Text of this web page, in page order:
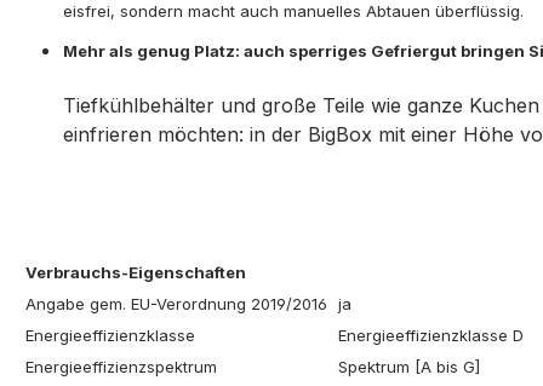
eisfrei, sondern macht auch manuelles Abtauen überflüssig.
Mehr als genug Platz: auch sperriges Gefriergut bringen
Tiefkühlbehälter und große Teile wie ganze
einfrieren möchten: in der BigBox mit einer Höhe
Verbrauchs-Eigenschaften
Angabe gem. EU-Verordnung 2019/2016
ja
Energieeffizienzklasse
Energieeffizienzklasse D
Energieeffizienzspektrum
Spektrum [A bis G]